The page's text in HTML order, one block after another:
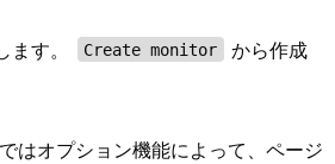
ます。 Create monitor
から作成
はオプション機能によって、ページ